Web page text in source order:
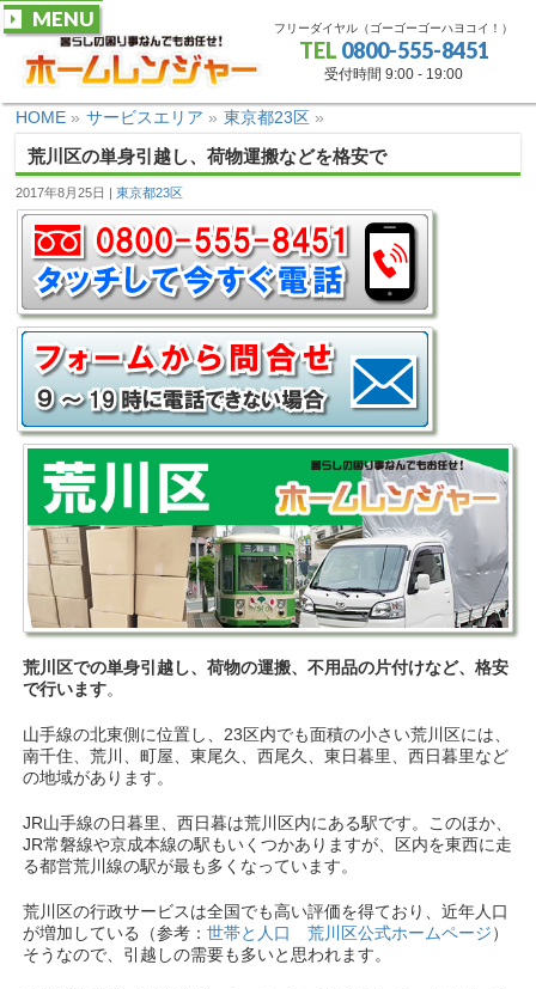
フリーダイヤル（ゴーゴーゴーハヨコイ！）
TEL 0800-555-8451
受付時間 9:00 - 19:00
MENU
HOME » サービスエリア » 東京都23区 »
荒川区の単身引越し、荷物運搬などを格安で
2017年8月25日 東京都23区
荒川区での単身引越し、荷物の運搬、不用品の片付けなど、格安
で行います。
山手線の北東側に位置し、23区内でも面積の小さい荒川区には、
南千住、荒川、町屋、東尾久、西尾久、東日暮里、西日暮里など
の地域があります。
JR山手線の日暮里、西日暮は荒川区内にある駅です。このほか、
JR常磐線や京成本線の駅もいくつかありますが、区内を東西に走
る都営荒川線の駅が最も多くなっています。
荒川区の行政サービスは全国でも高い評価を得ており、近年人口
が増加している（参考：世帯と人口 荒川区公式ホームページ）
そうなので、引越しの需要も多いと思われます。